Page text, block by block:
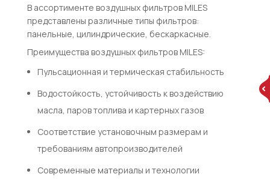
В ассортименте воздушных фильтров MILES
представлены различные типы фильтров:
панельные, цилиндрические, бескаркасные.
Преимущества воздушных фильтров MILES:
Пульсационная и термическая стабильность
Водостойкость, устойчивость к воздействию
масла, паров топлива и картерных газов
Соответствие установочным размерам и
требованиям автопроизводителей
Современные материалы и технологии